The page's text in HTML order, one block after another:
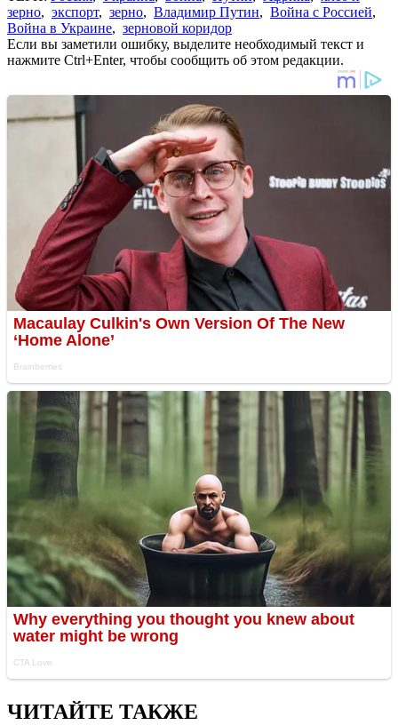
зерно, экспорт, зерно, Владимир Путин, Война с Россией,
Война в Украине, зерновой коридор
Если вы заметили ошибку, выделите необходимый текст и
нажмите Ctrl+Enter, чтобы сообщить об этом редакции.
ЧИТАЙТЕ ТАКЖЕ